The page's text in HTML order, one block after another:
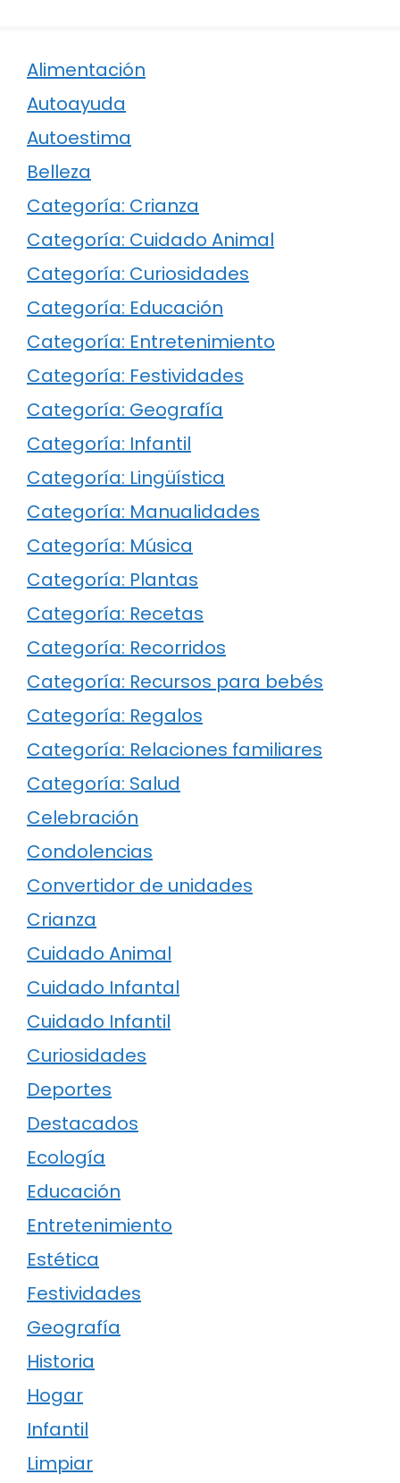
Alimentación
Autoayuda
Autoestima
Belleza
Categoría: Crianza
Categoría: Cuidado Animal
Categoría: Curiosidades
Categoría: Educación
Categoría: Entretenimiento
Categoría: Festividades
Categoría: Geografía
Categoría: Infantil
Categoría: Lingüística
Categoría: Manualidades
Categoría: Música
Categoría: Plantas
Categoría: Recetas
Categoría: Recorridos
Categoría: Recursos para bebés
Categoría: Regalos
Categoría: Relaciones familiares
Categoría: Salud
Celebración
Condolencias
Convertidor de unidades
Crianza
Cuidado Animal
Cuidado Infantal
Cuidado Infantil
Curiosidades
Deportes
Destacados
Ecología
Educación
Entretenimiento
Estética
Festividades
Geografía
Historia
Hogar
Infantil
Limpiar